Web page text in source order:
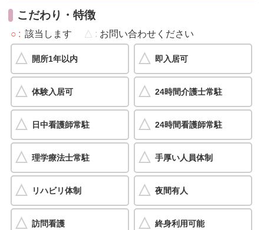
こだわり・特徴
○ 該当します △ お問い合わせください
開所1年以内 即入居可
体験入居可 24時間介護士常駐
日中看護師常駐 24時間看護師常駐
理学療法士常駐 手厚い人員体制
リハビリ体制 夜間有人
訪問看護 終身利用可能